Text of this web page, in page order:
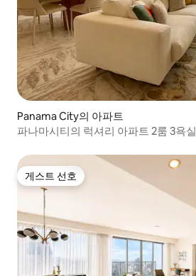
Panama City의 아파트
파나마시티의 럭셔리 아파트 2룸 3욕실
게스트 선호
게스트 선호